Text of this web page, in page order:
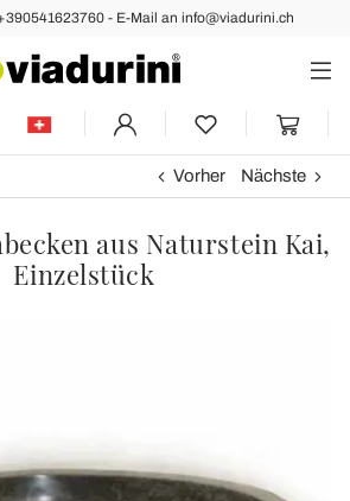
- E-Mail an info@viadurini.ch
Vorher Nächste
aus Naturstein Kai,
Einzelstück